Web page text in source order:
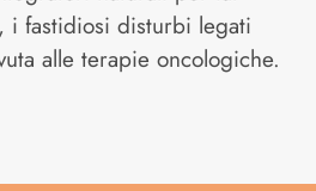
i fastidiosi disturbi legati
alle terapie oncologiche.